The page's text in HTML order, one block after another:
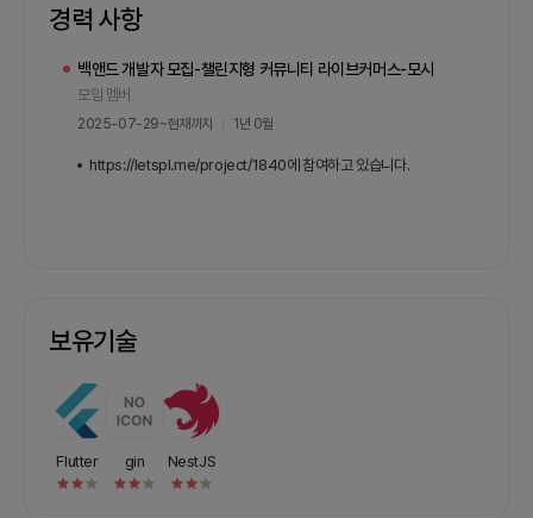
경력 사항
백앤드 개발자 모집-챌린지형 커뮤니티 라이브커머스-모시
모임 멤버
2025-07-29~현재까지 1년 0월
https://letspl.me/project/1840에 참여하고 있습니다.
보유기술
Flutter gin NestJS